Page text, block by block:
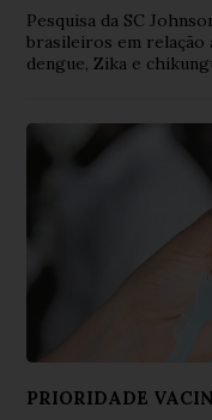
Pesquisa da SC
brasileiros em relação
dengue, Zika e
PRIORIDADE